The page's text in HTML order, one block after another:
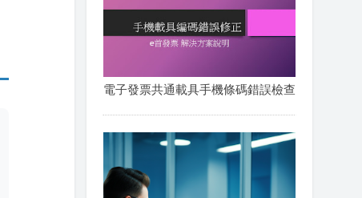
電子發票共通載具手機條碼錯誤檢查